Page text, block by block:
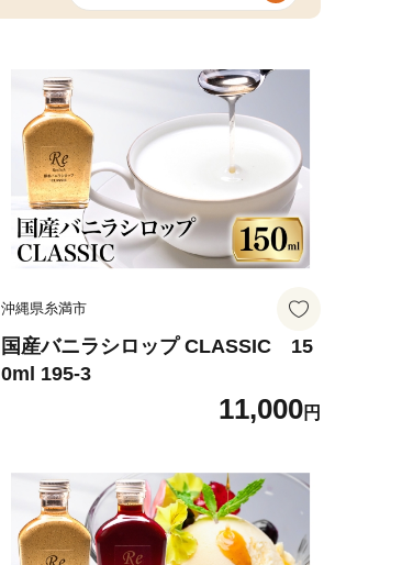
沖縄県糸満市
国産バニラシロップ CLASSIC 15
0ml 195-3
11,000円